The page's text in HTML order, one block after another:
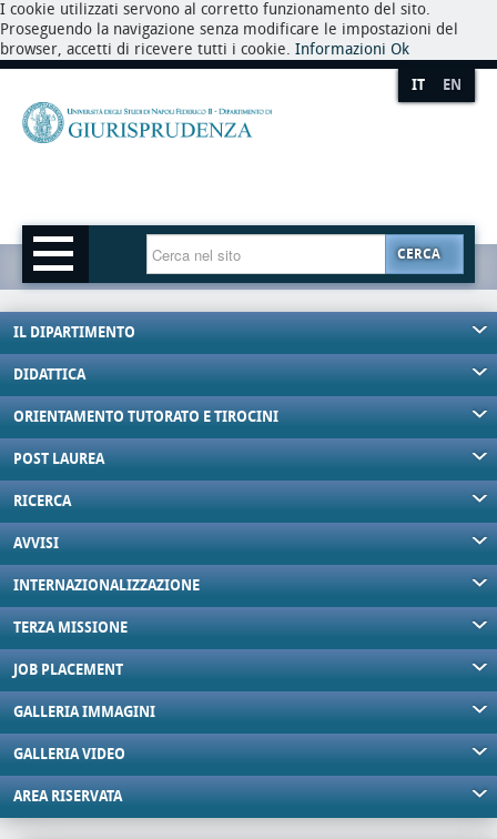
I cookie utilizzati servono al corretto funzionamento del sito.
Proseguendo la navigazione senza modificare le impostazioni del
browser, accetti di ricevere tutti i cookie. Informazioni Ok
IT EN
CERCA
IL DIPARTIMENTO
DIDATTICA
ORIENTAMENTO TUTORATO E TIROCINI
POST LAUREA
RICERCA
AVVISI
INTERNAZIONALIZZAZIONE
TERZA MISSIONE
JOB PLACEMENT
GALLERIA IMMAGINI
GALLERIA VIDEO
AREA RISERVATA